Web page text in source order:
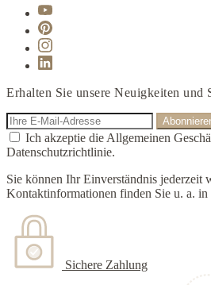
Erhalten Sie unsere Neuigkeiten und
Ich akzeptie die Allgemeinen
Datenschutzrichtlinie.
Sie können Ihr Einverständnis jederzeit
Kontaktinformationen finden Sie u. a. in
Sichere Zahlung